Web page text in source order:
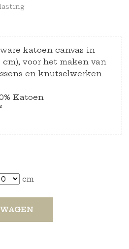
katoen canvas in
voor het maken van
en knutselwerken.
Katoen
cm